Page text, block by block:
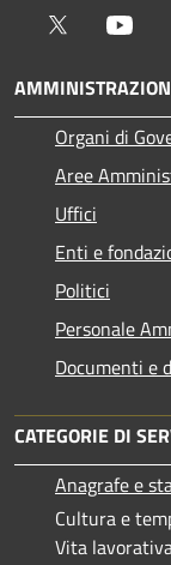
Twitter
Organi di
Aree
Uffici
Enti e
Politici
Personale
Documenti e
CATEGORIE DI
Anagrafe e
Cultura e
Vita